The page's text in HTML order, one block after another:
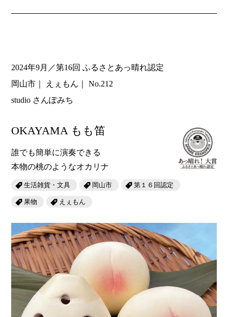
2024年9月／第16回 ふるさとあっ晴れ認定
岡山市
えぇもん
No.212
studio さんぽみち
OKAYAMA もも笛
誰でも簡単に演奏できる
本物の桃のようなオカリナ
生活雑貨・文具 岡山市 第１６回認定
果物 えぇもん